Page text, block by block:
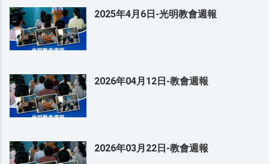
2025年4月6日-光明教會週報
2026年04月12日-教會週報
2026年03月22日-教會週報